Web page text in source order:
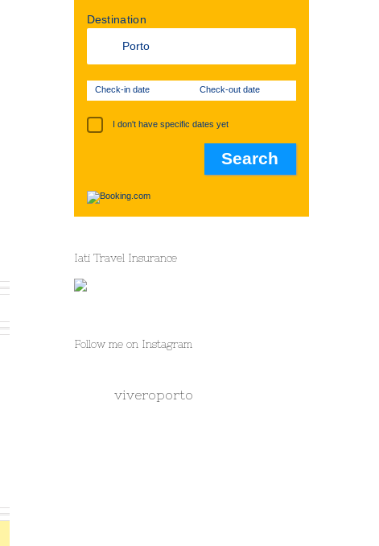
Destination
Check-in date Check-out date
I don't have specific dates yet
Iati Travel Insurance
Follow me on Instagram
viveroporto